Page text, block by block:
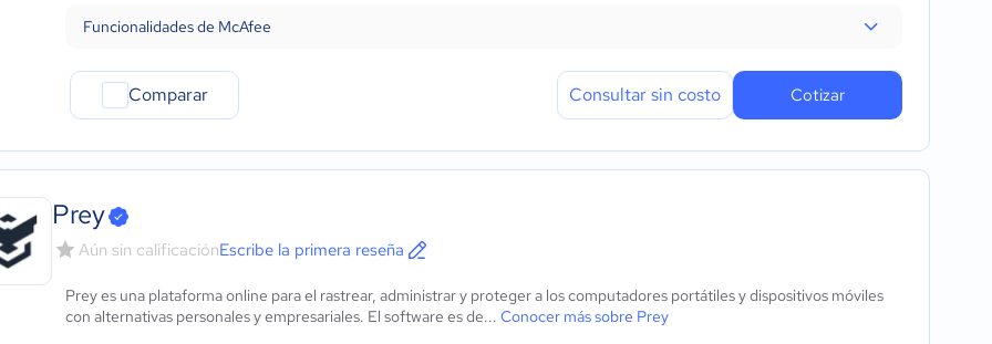
Funcionalidades de McAfee
Comparar Consultar sin costo Cotizar
Prey
Aún sin calificaciónEscribe la primera reseña
Prey es una plataforma online para el rastrear, administrar y proteger a los computadores portátiles y dispositivos móviles
con alternativas personales y empresariales. El software es de... Conocer más sobre Prey